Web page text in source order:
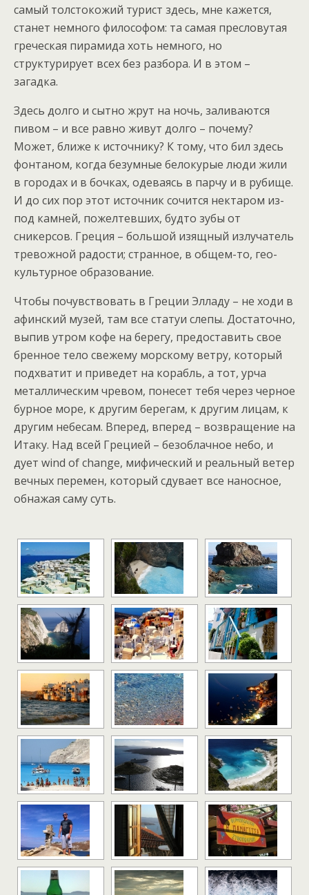
самый толстокожий турист здесь, мне кажется,
станет немного философом: та самая пресловутая
греческая пирамида хоть немного, но
структурирует всех без разбора. И в этом –
загадка.
Здесь долго и сытно жрут на ночь, заливаются
пивом – и все равно живут долго – почему?
Может, ближе к источнику? К тому, что бил здесь
фонтаном, когда безумные белокурые люди жили
в городах и в бочках, одеваясь в парчу и в рубище.
И до сих пор этот источник сочится нектаром из-
под камней, пожелтевших, будто зубы от
сникерсов. Греция – большой изящный излучатель
тревожной радости; странное, в общем-то, гео-
культурное образование.
Чтобы почувствовать в Греции Элладу – не ходи в
афинский музей, там все статуи слепы. Достаточно,
выпив утром кофе на берегу, предоставить свое
бренное тело свежему морскому ветру, который
подхватит и приведет на корабль, а тот, урча
металлическим чревом, понесет тебя через черное
бурное море, к другим берегам, к другим лицам, к
другим небесам. Вперед, вперед – возвращение на
Итаку. Над всей Грецией – безоблачное небо, и
дует wind of change, мифический и реальный ветер
вечных перемен, который сдувает все наносное,
обнажая саму суть.